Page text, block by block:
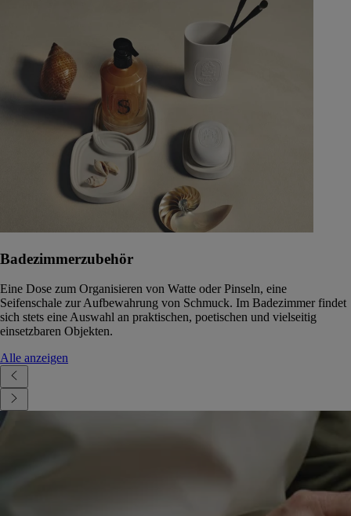
Badezimmerzubehör
Eine Dose zum Organisieren von Watte oder Pinseln, eine
Seifenschale zur Aufbewahrung von Schmuck. Im Badezimmer findet
sich stets eine Auswahl an praktischen, poetischen und vielseitig
einsetzbaren Objekten.
Alle anzeigen